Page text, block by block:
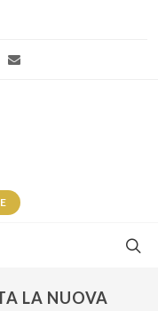
+39 345 281 0246
LA NUOVA